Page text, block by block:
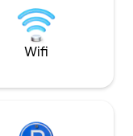
massage,
de cuisine de
samedi au bord
services de
Wifi